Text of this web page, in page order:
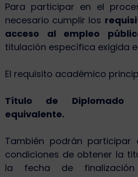
Para participar en el
necesario cumplir los
acceso al empleo
titulación específica exigida
El requisito académico
Título de Diplomado
equivalente.
También podrán participar
condiciones de obtener la
la fecha de